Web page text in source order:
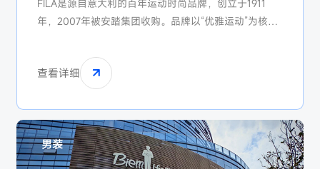
FILA是源自意大利的百年运动时尚品牌，创立于1911
年，2007年被安踏集团收购。品牌以“优雅运动”为核
雪等中高端运动场景。FILA通过复古潮流化策略（如
FILA Heritage系列）和明星代言（如高圆圆、蔡徐坤）
成功年轻化，成为安踏集团旗下增长最快的品牌之一，
覆盖高端商场和潮牌集合店。
查看详细
男装